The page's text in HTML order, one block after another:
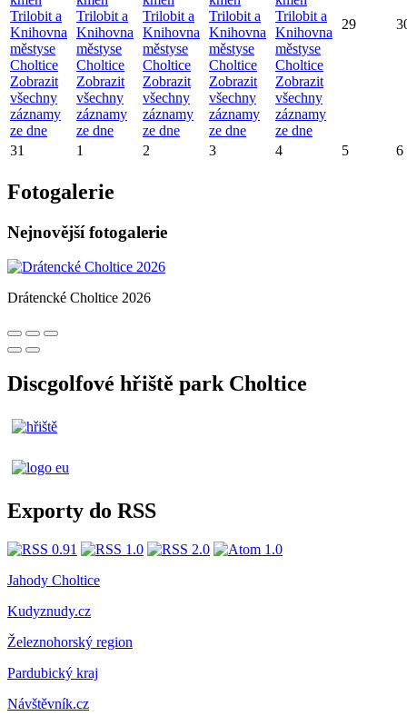
Trilobit a
Knihovna
městyse
Choltice
Zobrazit
všechny
záznamy
ze dne
Trilobit a
Knihovna
městyse
Choltice
Zobrazit
všechny
záznamy
ze dne
Trilobit a
Knihovna
městyse
Choltice
Zobrazit
všechny
záznamy
ze dne
Trilobit a
Knihovna
městyse
Choltice
Zobrazit
všechny
záznamy
ze dne
Trilobit a
Knihovna
městyse
Choltice
Zobrazit
všechny
záznamy
ze dne
29
31 1 2 3 4 5 6
Fotogalerie
Nejnovější fotogalerie
Drátencké Choltice 2026
Discgolfové hřiště park Choltice
Exporty do RSS
Jahody Choltice
Kudyznudy.cz
Železnohorský region
Pardubický kraj
Návštěvník.cz